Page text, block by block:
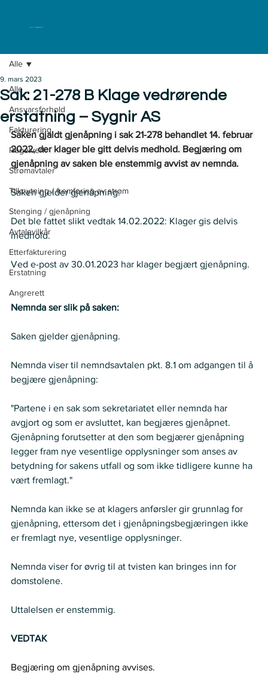
ELKLAGENEMNDA
Alle
Ansvarsforhold
Fakturering
Regelverk
Strømavtaler
Tilknytning / fremføring av strøm
Stenging / gjenåpning
Avtalevilkår
Etterfakturering
Erstatning
Angrerett
Alle
Sak: 21-278 B Klage vedrørende
erstatning – Sygnir AS
9. mars 2023
Saken gjaldt gjenåpning i sak 21-278 behandlet 14. februar
2022, der klager ble gitt delvis medhold. Begjæring om
gjenåpning av saken ble enstemmig avvist av nemnda.
Saken gjelder gjenåpning.
Det ble fattet slikt vedtak 14.02.2022: Klager gis delvis
medhold.
Ved e-post av 30.01.2023 har klager begjært gjenåpning.
Nemnda ser slik på saken:
Saken gjelder gjenåpning.
Nemnda viser til nemndsavtalen pkt. 8.1 om adgangen til å
begjære gjenåpning:
"Partene i en sak som sekretariatet eller nemnda har
avgjort og som er avsluttet, kan begjæres gjenåpnet.
Gjenåpning forutsetter at den som begjærer gjenåpning
legger fram nye vesentlige opplysninger som anses av
betydning for sakens utfall og som ikke tidligere kunne ha
vært fremlagt."
Nemnda kan ikke se at klagers anførsler gir grunnlag for
gjenåpning, ettersom det i gjenåpningsbegjæringen ikke
er fremlagt nye, vesentlige opplysninger.
Nemnda viser for øvrig til at tvisten kan bringes inn for
domstolene.
Uttalelsen er enstemmig.
VEDTAK
Begjæring om gjenåpning avvises.